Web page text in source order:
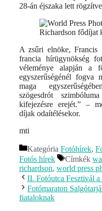
28-án éjszaka lett
Richardson fődíjat
A zsűri elnöke,
francia hírügynökség
véleménye alapján a
egyszerűségénél fogva
maga
szögesdrót
kifejezésre erejét.” –
díjak odaítélésekor.
mti
Kategória Fotóhírek,
Fotós hírek
Címkék
richardson, world press
II. Fotóutca Fesztivál a
Fotómaraton
fiataloknak